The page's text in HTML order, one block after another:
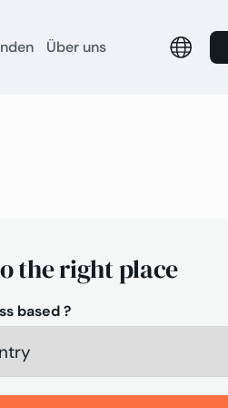
Über uns
the right place
based ?